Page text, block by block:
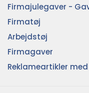
Firmajulegaver -
Firmatøj
Arbejdstøj
Firmagaver
Reklameartikler